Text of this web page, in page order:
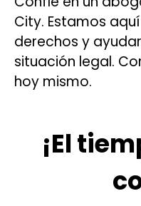
City. Estamos
derechos y
situación legal.
hoy mismo.
¡El